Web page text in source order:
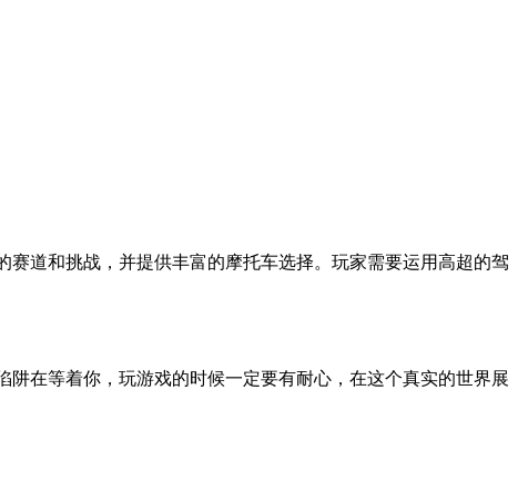
道和挑战，并提供丰富的摩托车选择。玩家需要运用高超的驾
在等着你，玩游戏的时候一定要有耐心，在这个真实的世界展